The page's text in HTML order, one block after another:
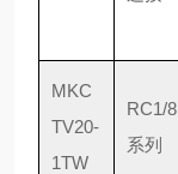
MKC
TV20-
1TW
RC1/8
系列